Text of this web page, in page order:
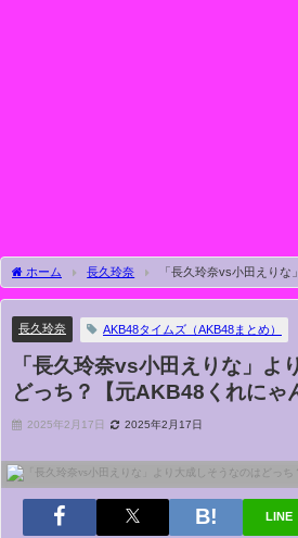
ホーム 長久玲奈
「長久玲奈vs小田えりな
【元AKB48くれにゃん・おだえり】
長久玲奈 AKB48タイムズ（AKB48まとめ）
「長久玲奈vs小田えりな」よ
どっち？【元AKB48くれにゃ
2025年2月17日 2025年2月17日
LINE